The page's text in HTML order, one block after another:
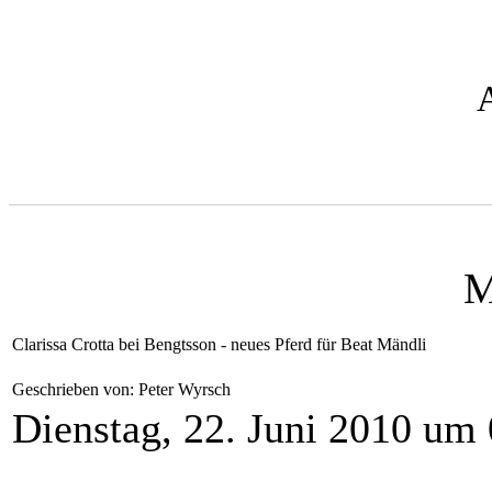
Clarissa Crotta bei Bengtsson - neues Pferd für Beat Mändli
Geschrieben von: Peter Wyrsch
Dienstag, 22. Juni 2010 um